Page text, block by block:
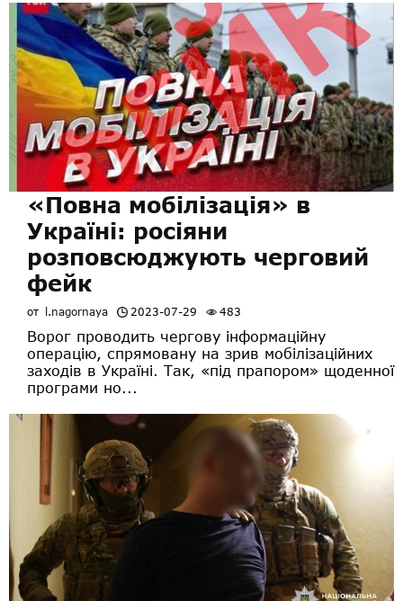
«Повна мобілізація» в
Україні: росіяни
розповсюджують черговий
фейк
от l.nagornaya 2023-07-29 483
Ворог проводить чергову інформаційну
операцію, спрямовану на зрив мобілізаційних
заходів в Україні. Так, «під прапором» щоденної
програми но...